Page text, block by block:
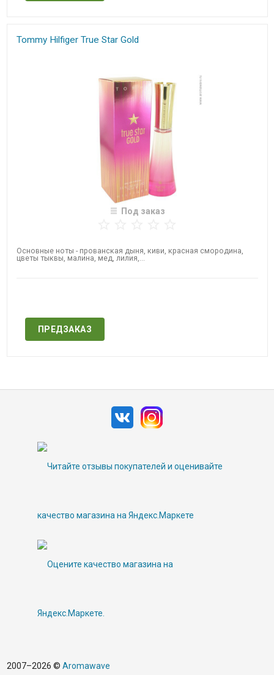
Tommy Hilfiger True Star Gold
Под заказ
Основные ноты - прованская дыня, киви, красная смородина,
цветы тыквы, малина, мед, лилия,...
ПРЕДЗАКАЗ
2007–2026 © Aromawave